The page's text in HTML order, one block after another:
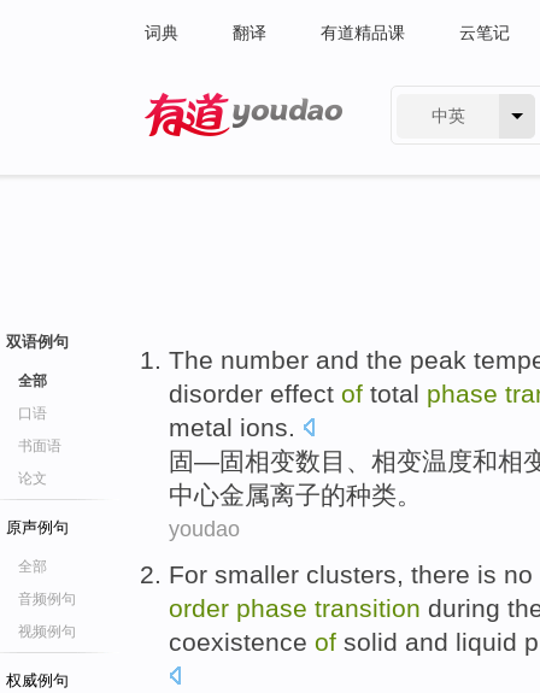
词典 翻译 有道精品课 云笔记
中英
双语例句
全部
口语
书面语
论文
原声例句
全部
音频例句
视频例句
权威例句
The number and the peak
disorder effect of total phase
metal ions.
固—固相变数目 、相变温度和相
中心金属离子的种类。
youdao
For smaller clusters, there is no
order phase transition during
coexistence of solid and liquid